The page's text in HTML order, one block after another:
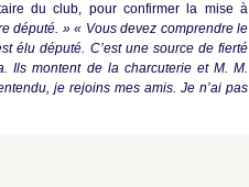
du club, pour confirmer la mise à
député. » « Vous devez comprendre le
élu député. C’est une source de fierté
Ils montent de la charcuterie et M. M.
je rejoins mes amis. Je n’ai pas